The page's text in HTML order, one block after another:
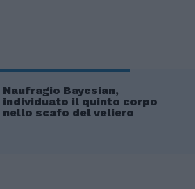
Naufragio Bayesian,
individuato il quinto corpo
nello scafo del veliero